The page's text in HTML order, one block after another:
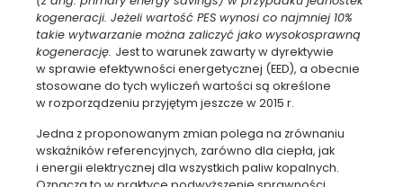
kogeneracji. Jeżeli wartość PES wynosi co najmniej 10%
takie wytwarzanie można zaliczyć jako wysokosprawną
kogenerację. Jest to warunek zawarty w dyrektywie
w sprawie efektywności energetycznej (EED), a obecnie
stosowane do tych wyliczeń wartości są określone
w rozporządzeniu przyjętym jeszcze w 2015 r.
Jedna z proponowanym zmian polega na zrównaniu
wskaźników referencyjnych, zarówno dla ciepła, jak
i energii elektrycznej dla wszystkich paliw kopalnych.